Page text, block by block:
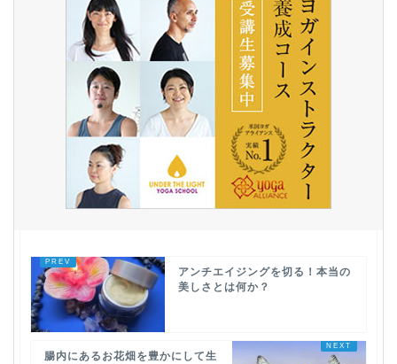
アンチエイジングを切る！本当の
美しさとは何か？
腸内にあるお花畑を豊かにして生